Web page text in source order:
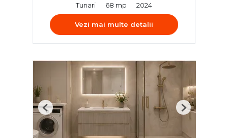
Tunari
68 mp 2024
Vezi mai multe detalii
Previous Next